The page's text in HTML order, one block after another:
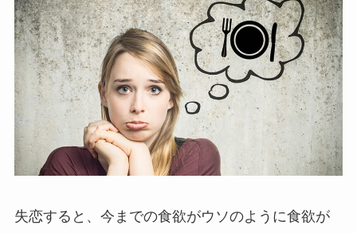
失恋すると、今までの食欲がウソのように食欲が